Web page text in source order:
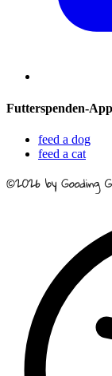
Futterspenden-
feed a dog
feed a cat